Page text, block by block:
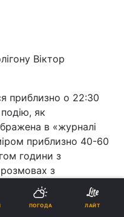
Віктор
приблизно о 22:30
як
в «журналі
приблизно 40-60
години з
з
і
ПОГОДА ЛАЙТ